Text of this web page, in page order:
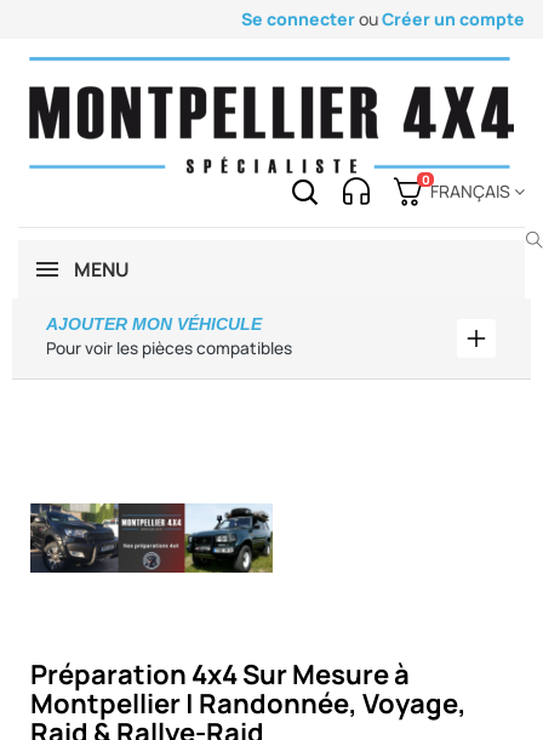
Se connecterouCréer un compte
0
FRANÇAIS
MENU
Pour voir les pièces compatibles
AJOUTER MON VÉHICULE
Préparation 4x4 Sur Mesure à
Montpellier | Randonnée, Voyage,
Raid & Rallye-Raid